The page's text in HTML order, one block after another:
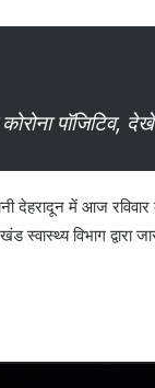
पॉजिटिव,
देहरादून में आज
स्वास्थ्य विभाग